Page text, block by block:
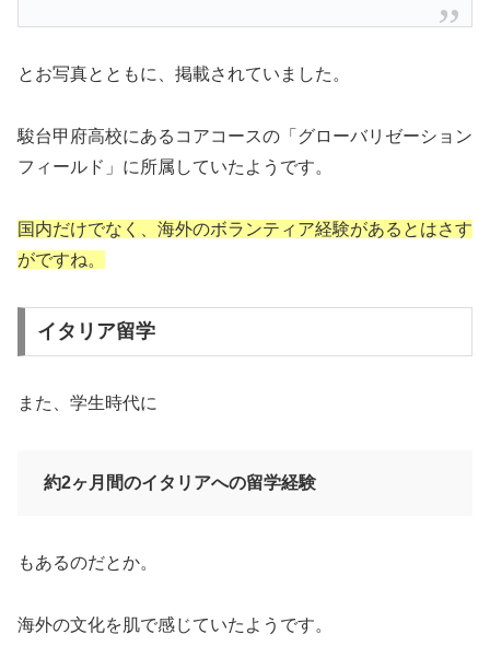
とお写真とともに、掲載されていました。
駿台甲府高校にあるコアコースの「グローバリゼーション
フィールド」に所属していたようです。
国内だけでなく、海外のボランティア経験があるとはさす
がですね。
イタリア留学
また、学生時代に
約2ヶ月間のイタリアへの留学経験
もあるのだとか。
海外の文化を肌で感じていたようです。